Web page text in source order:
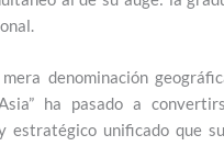
denominación
ha pasado a
estratégico unificado que